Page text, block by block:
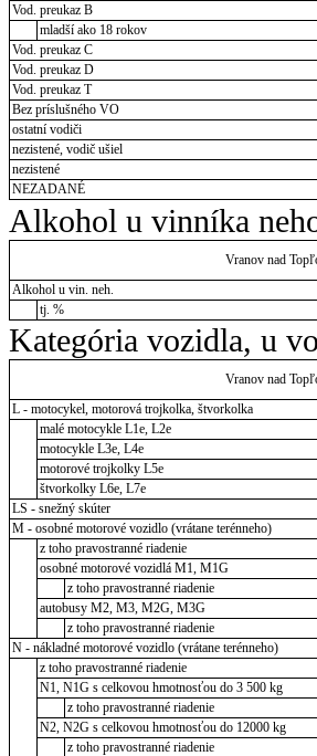
Vod. preukaz B
mladší ako 18 rokov
Vod. preukaz C
Vod. preukaz D
Vod. preukaz T
Bez príslušného VO
ostatní vodiči
nezistené, vodič ušiel
nezistené
NEZADANÉ
Alkohol u vinníka
Vranov nad
Alkohol u vin. neh.
tj. %
Kategória vozidla, u
Vranov nad
L - motocykel, motorová trojkolka, štvorkolka
malé motocykle L1e, L2e
motocykle L3e, L4e
motorové trojkolky L5e
štvorkolky L6e, L7e
LS - snežný skúter
M - osobné motorové vozidlo (vrátane terénneho)
z toho pravostranné riadenie
osobné motorové vozidlá M1, M1G
z toho pravostranné riadenie
autobusy M2, M3, M2G, M3G
z toho pravostranné riadenie
N - nákladné motorové vozidlo (vrátane terénneho)
z toho pravostranné riadenie
N1, N1G s celkovou hmotnosťou do 3 500 kg
z toho pravostranné riadenie
N2, N2G s celkovou hmotnosťou do 12000 kg
z toho pravostranné riadenie